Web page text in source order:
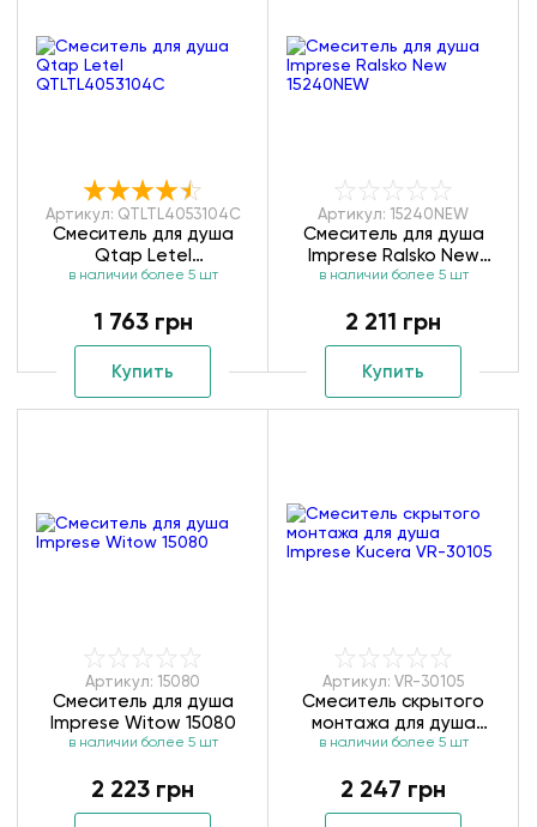
Артикул: QTLTL4053104C
Смеситель для душа
Qtap Letel
QTLTL4053104C
в наличии более 5 шт
1 763 грн
Купить
Артикул: 15240NEW
Смеситель для душа
Imprese Ralsko New
15240NEW
в наличии более 5 шт
2 211 грн
Купить
Артикул: 15080
Смеситель для душа
Imprese Witow 15080
в наличии более 5 шт
2 223 грн
Артикул: VR-30105
Смеситель скрытого
монтажа для душа
Imprese Kucera VR-30105
в наличии более 5 шт
2 247 грн